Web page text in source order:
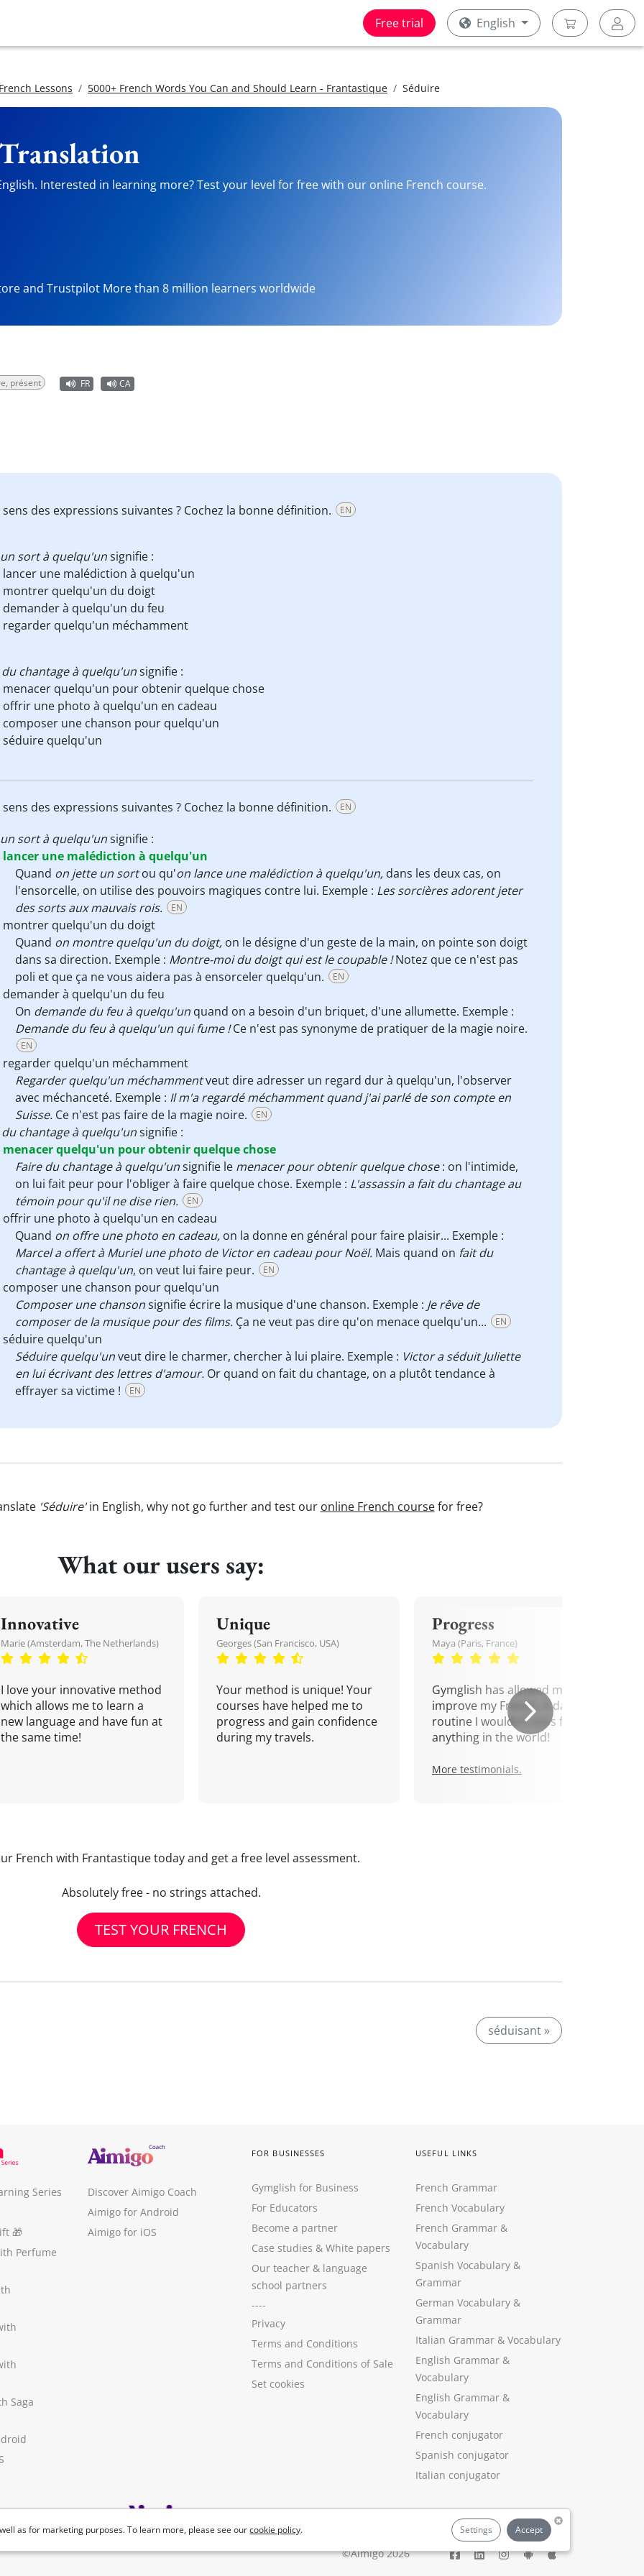
Free trial English
Lessons 5000+ French Words You Can and Should Learn - Frantastique Séduire
Interested in learning more? Test your level for free with our online French course.
and Trustpilot More than 8 million learners worldwide
présent FR CA
des expressions suivantes ? Cochez la bonne définition. EN
sort à quelqu'unsignifie :
lancer une malédiction à quelqu'un
montrer quelqu'un du doigt
demander à quelqu'un du feu
regarder quelqu'un méchamment
chantage à quelqu'unsignifie :
menacer quelqu'un pour obtenir quelque chose
offrir une photo à quelqu'un en cadeau
composer une chanson pour quelqu'un
séduire quelqu'un
des expressions suivantes ? Cochez la bonne définition. EN
sort à quelqu'unsignifie :
lancer une malédiction à quelqu'un
Quand on jette un sortou qu'on lance une malédiction à quelqu'un, dans les deux cas, on
l'ensorcelle, on utilise des pouvoirs magiques contre lui. Exemple : Les sorcières adorent jeter
des sorts aux mauvais rois.
EN
montrer quelqu'un du doigt
Quand on montre quelqu'un du doigt, on le désigne d'un geste de la main, on pointe son doigt
dans sa direction. Exemple : Montre-moi du doigt qui est le coupable !Notez que ce n'est pas
poli et que ça ne vous aidera pas à ensorceler quelqu'un.
EN
demander à quelqu'un du feu
On demande du feu à quelqu'un quand on a besoin d'un briquet, d'une allumette. Exemple :
Demande du feu à quelqu'un qui fume !Ce n'est pas synonyme de pratiquer de la magie noire.
EN
regarder quelqu'un méchamment
Regarder quelqu'un méchammentveut dire adresser un regard dur à quelqu'un, l'observer
avec méchanceté. Exemple : Il m'a regardé méchamment quand j'ai parlé de son compte en
Suisse. Ce n'est pas faire de la magie noire. EN
chantage à quelqu'unsignifie :
menacer quelqu'un pour obtenir quelque chose
Faire du chantage à quelqu'unsignifie le menacer pour obtenir quelque chose: on l'intimide,
on lui fait peur pour l'obliger à faire quelque chose. Exemple : L'assassin a fait du chantage au
témoin pour qu'il ne dise rien.
EN
offrir une photo à quelqu'un en cadeau
Quand on offre une photo en cadeau, on la donne en général pour faire plaisir... Exemple :
Marcel a offert à Muriel une photo de Victor en cadeau pour Noël. Mais quand on fait du
chantage à quelqu'un, on veut lui faire peur. EN
composer une chanson pour quelqu'un
Composer une chansonsignifie écrire la musique d'une chanson. Exemple : Je rêve de
composer de la musique pour des films. Ça ne veut pas dire qu'on menace quelqu'un... EN
séduire quelqu'un
Séduire quelqu'unveut dire le charmer, chercher à lui plaire. Exemple : Victor a séduit Juliette
en lui écrivant des lettres d'amour. Or quand on fait du chantage, on a plutôt tendance à
effrayer sa victime !
EN
'Séduire'in English, why not go further and test our online French coursefor free?
What our users say:
Innovative
Marie (Amsterdam, The Netherlands)
I love your innovative method
which allows me to learn a
new language and have fun at
the same time!
Unique
Georges (San Francisco, USA)
Your method is unique! Your
courses have helped me to
progress and gain confidence
during my travels.
Progress
Maya (Paris, France)
Gymglish has allowed me to
improve my French. A daily
routine I wouldn't miss for
anything in the world!
More testimonials.
French with Frantastique today and get a free level assessment.
Absolutely free - no strings attached.
TEST YOUR FRENCH
séduisant »
as for marketing purposes. To learn more, please see ourcookie policy. Settings Accept
Series
🎁
Perfume
Saga
Discover Aimigo Coach
Aimigo for Android
Aimigo for iOS
FOR BUSINESSES
Gymglish for Business
For Educators
Become a partner
Case studies & White papers
Our teacher & language
school partners
----
Privacy
Terms and Conditions
Terms and Conditions of Sale
Set cookies
USEFUL LINKS
French Grammar
French Vocabulary
French Grammar &
Vocabulary
Spanish Vocabulary &
Grammar
German Vocabulary &
Grammar
Italian Grammar & Vocabulary
English Grammar &
Vocabulary
English Grammar &
Vocabulary
French conjugator
Spanish conjugator
Italian conjugator
©Aimigo 2026